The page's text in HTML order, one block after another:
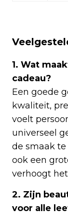
1. Wat
cadeau?
Een goede
kwaliteit,
voelt
universeel
de smaak
ook een
verhoogt
2. Zijn
voor alle